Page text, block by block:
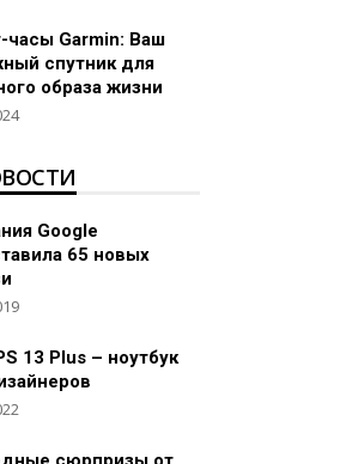
часы Garmin: Ваш
спутник для
образа жизни
Google
65 новых
13 Plus – ноутбук